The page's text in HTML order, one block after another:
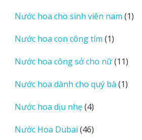
phẩm
Nước hoa cho sinh viên nam 11
Nước hoa con công tím 11
phẩm
Nước hoa công sở cho nữ 1111
phẩm
Nước hoa dành cho quý bà 11
Nước hoa dịu nhẹ 44
phẩm
Nước Hoa Dubai 4646